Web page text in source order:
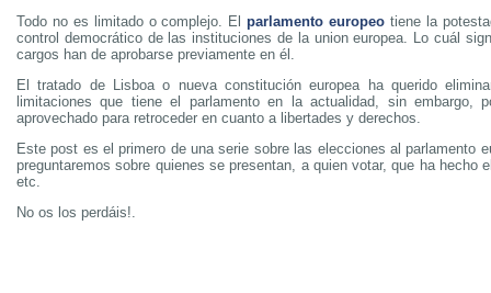
Todo no es limitado o complejo. Elparlamento europeo tiene la
control democrático de las instituciones de la union europea. Lo cuál
cargos han de aprobarse previamente en él.
El tratado de Lisboa o nueva constitución europea ha querido
limitaciones que tiene el parlamento en la actualidad, sin embargo,
aprovechado para retroceder en cuanto a libertades y derechos.
Este post es el primero de una serie sobre las elecciones al parlamento
preguntaremos sobre quienes se presentan, a quien votar, que ha hecho
etc.
No os los perdáis!.